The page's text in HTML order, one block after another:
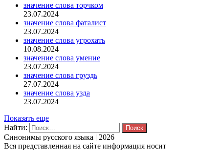
значение слова торчком
23.07.2024
значение слова фаталист
23.07.2024
значение слова угрохать
10.08.2024
значение слова умение
23.07.2024
значение слова груздь
27.07.2024
значение слова узда
23.07.2024
Показать еще
Найти:
Синонимы русского языка | 2026
Вся представленная на сайте информация носит